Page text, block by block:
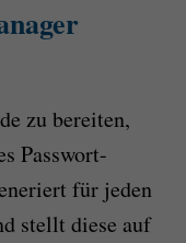
zu bereiten,
Passwort-
für jeden
stellt diese auf